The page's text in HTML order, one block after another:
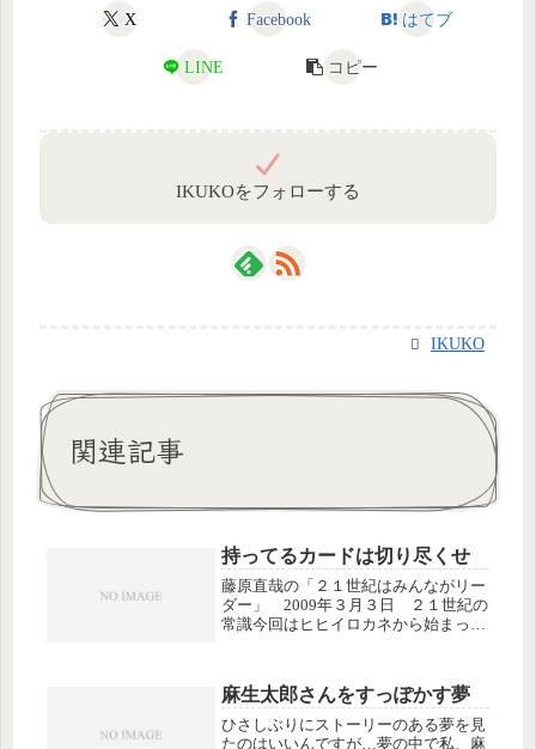
X Facebook はてブ
LINE コピー
IKUKOをフォローする
IKUKO
関連記事
持ってるカードは切り尽くせ
藤原直哉の「２１世紀はみんながリー
ダー」 2009年３月３日 ２１世紀の
常識今回はヒヒイロカネから始まっ
出口なおとか出口王仁三郎の名前も出
てきて、怪しい雰囲気でした。（な
ん...
麻生太郎さんをすっぽかす夢
ひさしぶりにストーリーのある夢を見
たのはいいんですが…夢の中で私、麻